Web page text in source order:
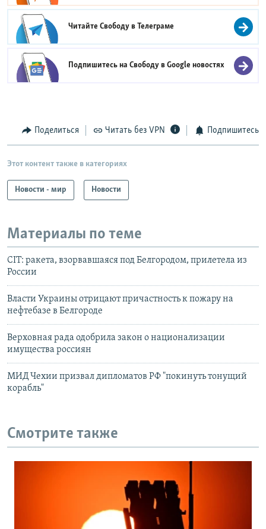
Читайте Свободу вТелеграме
Подпишитесь на Свободу вGoogle новостях
Поделиться Читать без VPN Подпишитесь
Этот контент также в категориях
Новости - мир Новости
Материалы по теме
CIT: ракета, взорвавшаяся под Белгородом, прилетела из
России
Власти Украины отрицают причастность к пожару на
нефтебазе в Белгороде
Верховная рада одобрила закон о национализации
имущества россиян
МИД Чехии призвал дипломатов РФ "покинуть тонущий
корабль"
Смотрите также